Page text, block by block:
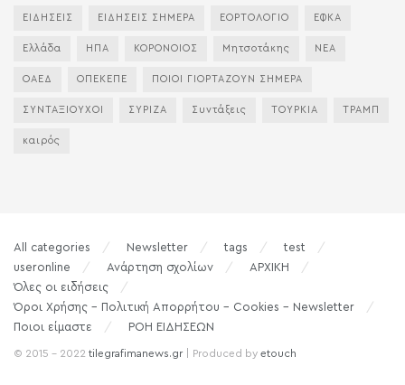
ΕΙΔΗΣΕΙΣ ΕΙΔΗΣΕΙΣ ΣΗΜΕΡΑ ΕΟΡΤΟΛΟΓΙΟ ΕΦΚΑ
Ελλάδα ΗΠΑ ΚΟΡΟΝΟΙΟΣ Μητσοτάκης ΝΕΑ
ΟΑΕΔ ΟΠΕΚΕΠΕ ΠΟΙΟΙ ΓΙΟΡΤΑΖΟΥΝ ΣΗΜΕΡΑ
ΣΥΝΤΑΞΙΟΥΧΟΙ ΣΥΡΙΖΑ Συντάξεις ΤΟΥΡΚΙΑ ΤΡΑΜΠ
καιρός
All categories Newsletter tags
test
useronline
Ανάρτηση σχολίων
ΑΡΧΙΚΗ
Όλες οι ειδήσεις
Όροι Χρήσης – Πολιτική Απορρήτου – Cookies – Newsletter
Ποιοι είμαστε
ΡΟΗ ΕΙΔΗΣΕΩΝ
© 2015 - 2022 tilegrafimanews.gr| Produced by etouch